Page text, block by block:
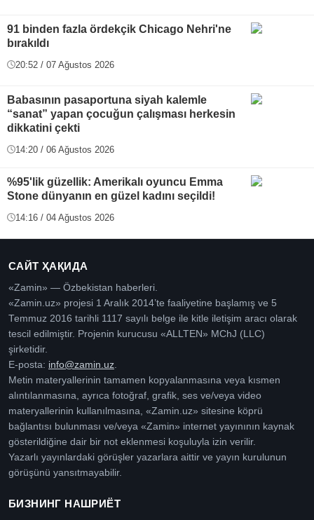
91 binden fazla ördekçik Chicago Nehri'ne
bırakıldı
20:52 / 07 Ağustos 2026
Babasının pasaportuna siyah kalemle
“sanat” yapan çocuğun çalışması herkesin
dikkatini çekti
14:20 / 06 Ağustos 2026
%95'lik güzellik: Amerikalı oyuncu Emma
Stone dünyanın en güzel kadını seçildi!
14:16 / 04 Ağustos 2026
САЙТ ҲАҚИДА
«Zamin» — Özbekistan haberleri.
«Zamin.uz» projesi 1 Aralık 2014’te faaliyetine başlamış ve 5
Temmuz 2016 tarihli 1117 sayılı belge ile kitle iletişim aracı olarak
tescil edilmiştir. Projenin kurucusu «ALLTEN» MChJ (LLC)
şirketidir.
E-posta: info@zamin.uz
Metin materyallerinin tamamen kopyalanmasına veya kısmen
alıntılanmasına, ayrıca fotoğraf, grafik, ses ve/veya video
materyallerinin kullanılmasına, «Zamin.uz» sitesine köprü
bağlantısı bulunması ve/veya «Zamin» internet yayınının kaynak
gösterildiğine dair bir not eklenmesi koşuluyla izin verilir.
Yazarlı yayınlardaki görüşler yazarlara aittir ve yayın kurulunun
görüşünü yansıtmayabilir.
БИЗНИНГ НАШРИЁТ